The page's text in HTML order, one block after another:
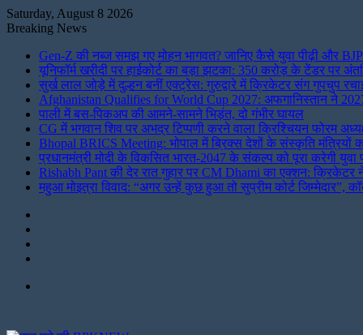
Saturday, August 8 2026
Breaking News
Gen-Z की नब्ज समझ गए मोहन भागवत? जानिए कैसे युवा पीढ़ी और
यूनिफॉर्म खरीदी पर हाईकोर्ट का बड़ा झटका: 350 करोड़ के टेंडर पर
सुर्ख लाल जोड़े में दुल्हन बनीं एक्ट्रेस: गुरुद्वारे में क्रिकेटर संग गुपचुप
Afghanistan Qualifies for World Cup 2027: अफगानिस्तान ने
पाली में बस-पिकअप की आमने-सामने भिड़ंत, दो गंभीर घायल
CG में भगवान शिव पर अभद्र टिप्पणी करने वाला क्रिश्चियन फोरम
Bhopal BRICS Meeting: भोपाल में ब्रिक्स देशों के संस्कृति मंत्रियों
प्रधानमंत्री मोदी के विकसित भारत-2047 के संकल्प को पूरा करेगी युवा
Rishabh Pant की देर रात गुहार पर CM Dhami का एक्शन: क्रिकेटर
महुआ मोइत्रा विवाद: “अगर उन्हें कुछ हुआ तो सुप्रीम कोर्ट जिम्मेदार”,